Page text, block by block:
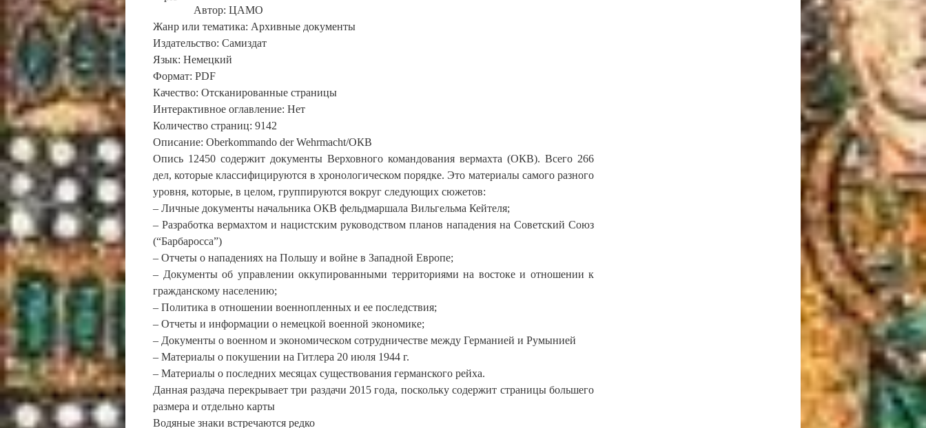
Автор: ЦАМО
Жанр или тематика: Архивные документы
Издательство: Самиздат
Язык: Немецкий
Формат: PDF
Качество: Отсканированные страницы
Интерактивное оглавление: Нет
Количество страниц: 9142
Описание: Oberkommando der Wehrmacht/ОКВ
Опись 12450 содержит документы Верховного командования вермахта (ОКВ). Всего 266
дел, которые классифицируются в хронологическом порядке. Это материалы самого разного
уровня, которые, в целом, группируются вокруг следующих сюжетов:
– Личные документы начальника ОКВ фельдмаршала Вильгельма Кейтеля;
– Разработка вермахтом и нацистским руководством планов нападения на Советский Союз
(“Барбаросса”)
– Отчеты о нападениях на Польшу и войне в Западной Европе;
– Документы об управлении оккупированными территориями на востоке и отношении к
гражданскому населению;
– Политика в отношении военнопленных и ее последствия;
– Отчеты и информации о немецкой военной экономике;
– Документы о военном и экономическом сотрудничестве между Германией и Румынией
– Материалы о покушении на Гитлера 20 июля 1944 г.
– Материалы о последних месяцах существования германского рейха.
Данная раздача перекрывает три раздачи 2015 года, поскольку содержит страницы большего
размера и отдельно карты
Водяные знаки встречаются редко